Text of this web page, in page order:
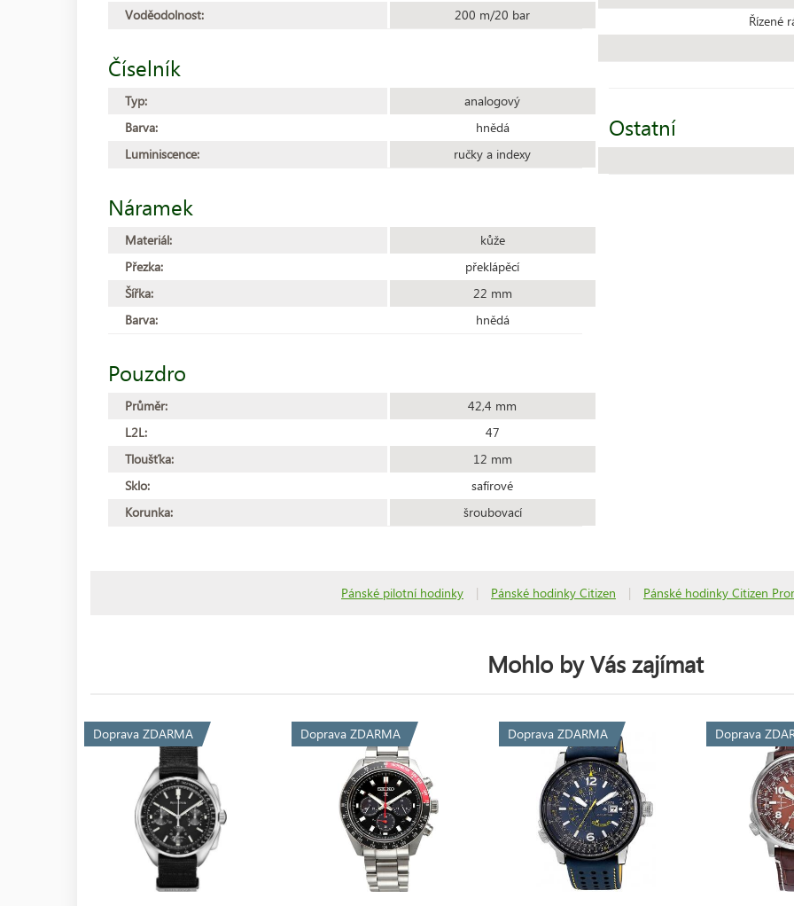
Voděodolnost:
200 m/20 bar
Číselník
Typ:
analogový
Barva:
hnědá
Luminiscence:
ručky a indexy
Náramek
Materiál:
kůže
Přezka:
překlápěcí
Šířka:
22 mm
Barva:
hnědá
Pouzdro
Průměr:
42,4 mm
L2L:
47
Tloušťka:
12 mm
Sklo:
safírové
Korunka:
šroubovací
Řízené
Ostatní
Pánské pilotní hodinky | Pánské hodinky Citizen | Pánské hodinky Citizen
Mohlo by Vás zajímat
Doprava ZDARMA Doprava ZDARMA Doprava ZDARMA Doprava